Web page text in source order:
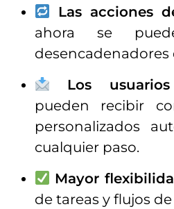
Las acciones
ahora se
desencadenadores
Los
pueden recibir
personalizados
cualquier paso.
Mayor
de tareas y flujos